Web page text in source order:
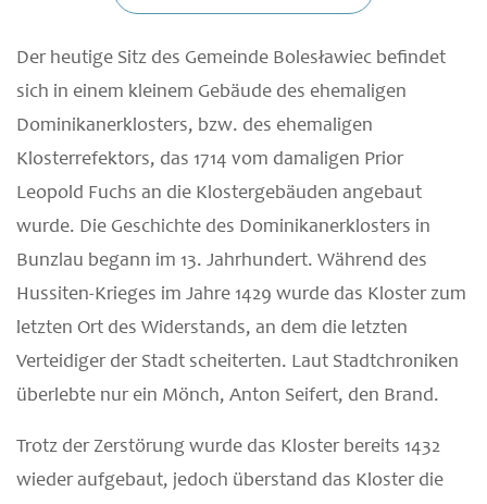
Der heutige Sitz des Gemeinde Bolesławiec befindet
sich in einem kleinem Gebäude des ehemaligen
Dominikanerklosters, bzw. des ehemaligen
Klosterrefektors, das 1714 vom damaligen Prior
Leopold Fuchs an die Klostergebäuden angebaut
wurde. Die Geschichte des Dominikanerklosters in
Bunzlau begann im 13. Jahrhundert. Während des
Hussiten-Krieges im Jahre 1429 wurde das Kloster zum
letzten Ort des Widerstands, an dem die letzten
Verteidiger der Stadt scheiterten. Laut Stadtchroniken
überlebte nur ein Mönch, Anton Seifert, den Brand.
Trotz der Zerstörung wurde das Kloster bereits 1432
wieder aufgebaut, jedoch überstand das Kloster die